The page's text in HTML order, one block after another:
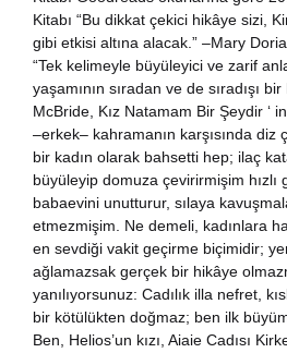
Klasikleri
Gelişim
Kitabı “Bu dikkat çekici hikâye sizi,
gibi etkisi altına alacak.” –Mary
“Tek kelimeyle büyüleyici ve zarif
yaşamının sıradan ve de sıradışı
McBride, Kız Natamam Bir Şeydir ‘
–erkek– kahramanın karşısında
bir kadın olarak bahsetti hep; ilaç
büyüleyip domuza çevirirmişim hızlı
babaevini unutturur, sılaya
etmezmişim. Ne demeli, kadınlara
en sevdiği vakit geçirme biçimidir;
ağlamazsak gerçek bir hikâye
yanılıyorsunuz: Cadılık illa nefret,
bir kötülükten doğmaz; ben ilk
Ben, Helios’un kızı, Aiaie Cadısı